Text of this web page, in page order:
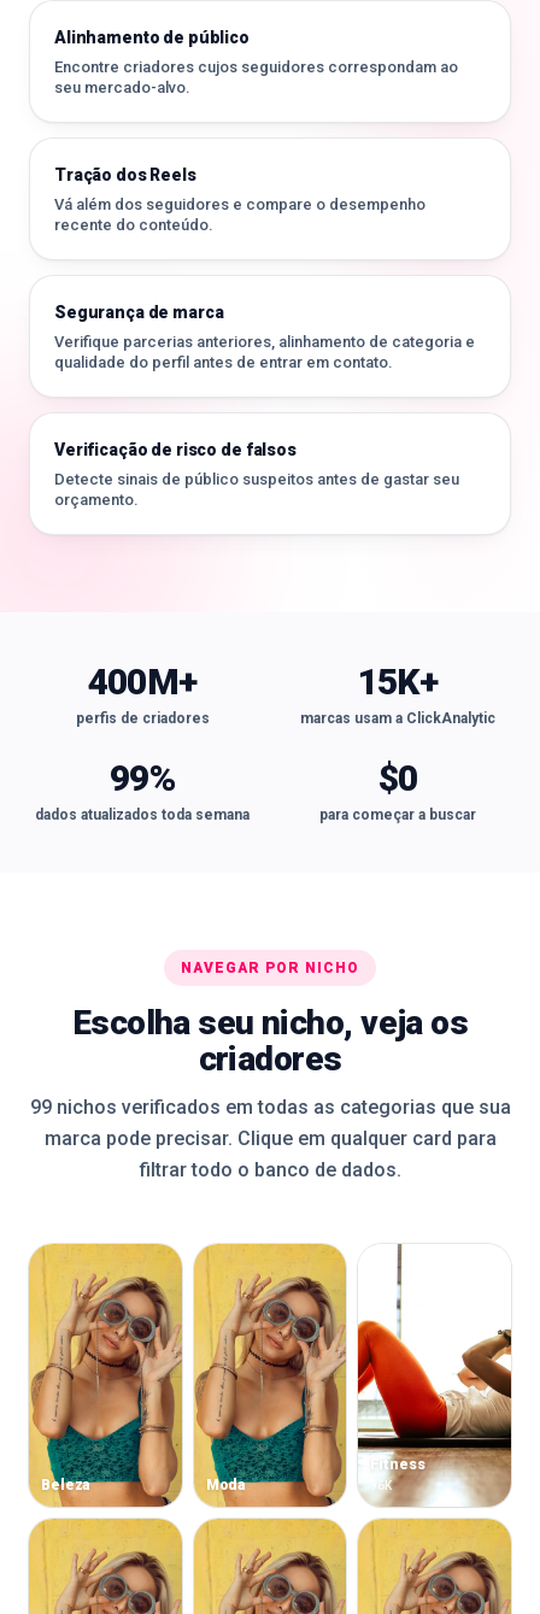
Alinhamento de público
Encontre criadores cujos seguidores correspondam ao
seu mercado-alvo.
Tração dos Reels
Vá além dos seguidores e compare o desempenho
recente do conteúdo.
Segurança de marca
Verifique parcerias anteriores, alinhamento de categoria e
qualidade do perfil antes de entrar em contato.
Verificação de risco de falsos
Detecte sinais de público suspeitos antes de gastar seu
orçamento.
400M+
perfis de criadores
15K+
marcas usam a ClickAnalytic
99%
dados atualizados toda semana
$0
para começar a buscar
NAVEGAR POR NICHO
Escolha seu nicho, veja os
criadores
99 nichos verificados em todas as categorias que sua
marca pode precisar. Clique em qualquer card para
filtrar todo o banco de dados.
Beleza Moda
Fitness
96K